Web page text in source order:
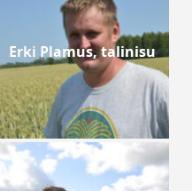
Erki Plamus, talinisu